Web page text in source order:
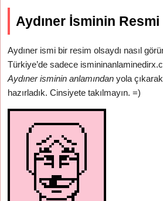
Aydıner İsminin Resmi
Aydıner ismi bir resim olsaydı nasıl
Türkiye’de sadece
Aydıner isminin anlamından yola
hazırladık. Cinsiyete takılmayın. =)